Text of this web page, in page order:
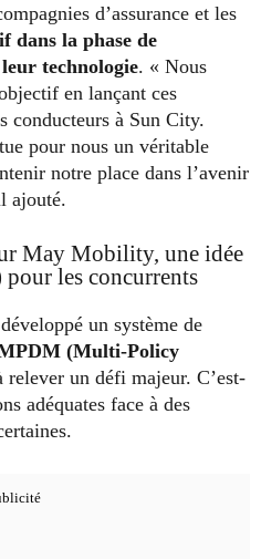
d’assurance et les
dans la phase de
technologie. « Nous
en lançant ces
conducteurs à Sun City.
pour nous un véritable
notre place dans l’avenir
ajouté.
May Mobility, une idée
les concurrents
un système de
(Multi-Policy
relever un défi majeur. C’est-
adéquates face à des